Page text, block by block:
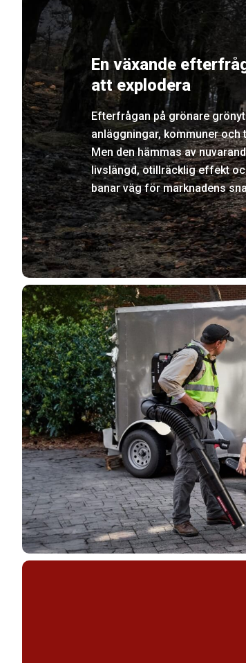
En växande
att explodera
Efterfrågan på grönare
anläggningar, kommuner och
Men den hämmas av
livslängd, otillräcklig effekt
banar väg för marknadens